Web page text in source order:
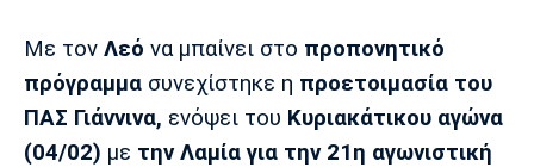
Conference League
Διεθνή
Champions League
Κύπελλο
Στίβος
Γυμναστική
Auto-Moto
Αυτοκίνητο
Tech
Τρίπολης
Με τον Λεό να μπαίνει στο προπονητικό
πρόγραμμα συνεχίστηκε η προετοιμασία του
ΠΑΣ Γιάννινα, ενόψει του Κυριακάτικου αγώνα
(04/02) με την Λαμία για την 21η αγωνιστική